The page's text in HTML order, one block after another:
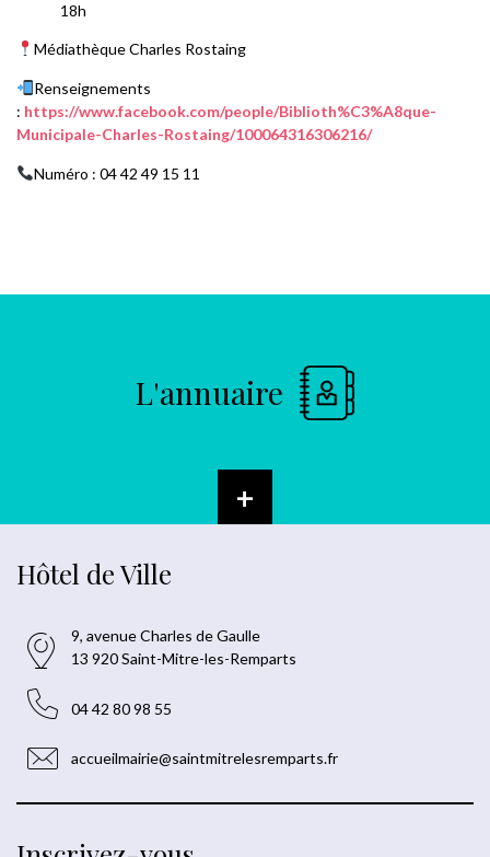
18h
Médiathèque Charles Rostaing
Renseignements
: https://www.facebook.com/people/Biblioth%C3%A8que-
Municipale-Charles-Rostaing/100064316306216/
Numéro : 04 42 49 15 11
L'annuaire
+
Hôtel de Ville
9, avenue Charles de Gaulle
13 920 Saint-Mitre-les-Remparts
04 42 80 98 55
accueilmairie@saintmitrelesremparts.fr